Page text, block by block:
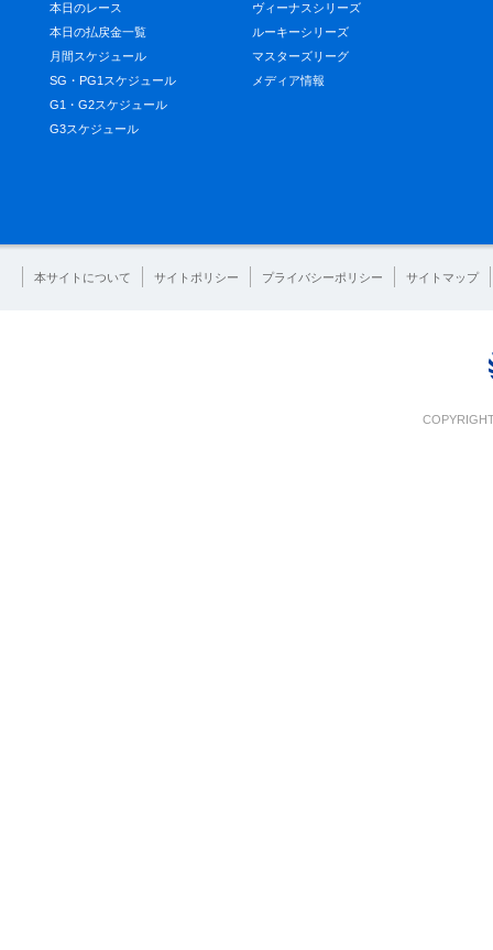
本日のレース
本日の払戻金一覧
月間スケジュール
SG・PG1スケジュール
G1・G2スケジュール
G3スケジュール
ヴィーナスシリーズ
ルーキーシリーズ
マスターズリーグ
メディア情報
本サイトについて サイトポリシー プライバシーポリシー サイトマップ